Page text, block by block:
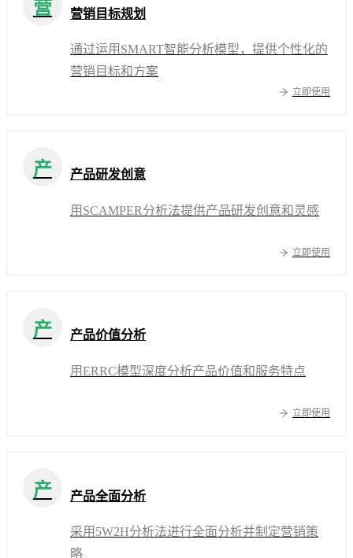
营 营销目标规划
通过运用SMART智能分析模型，提供个性化的
营销目标和方案
立即使用
产 产品研发创意
用SCAMPER分析法提供产品研发创意和灵感
立即使用
产 产品价值分析
用ERRC模型深度分析产品价值和服务特点
立即使用
产 产品全面分析
采用5W2H分析法进行全面分析并制定营销策
略